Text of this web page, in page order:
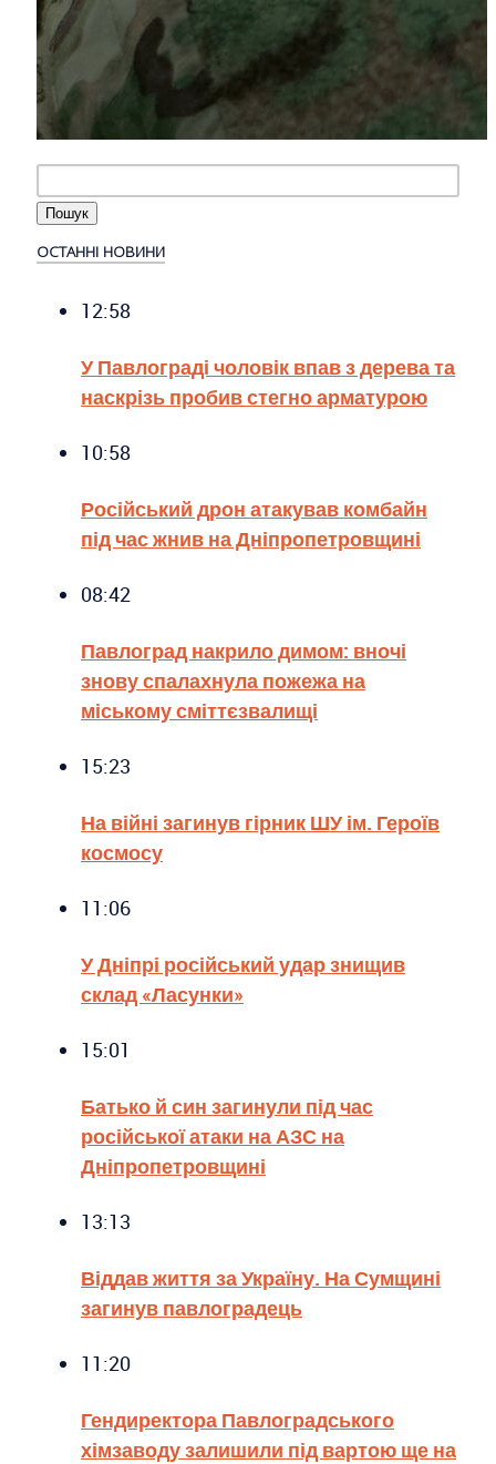
ОСТАННІ НОВИНИ
12:58
У Павлограді чоловік впав з дерева та
наскрізь пробив стегно арматурою
10:58
Російський дрон атакував комбайн
під час жнив на Дніпропетровщині
08:42
Павлоград накрило димом: вночі
знову спалахнула пожежа на
міському сміттєзвалищі
15:23
На війні загинув гірник ШУ ім. Героїв
космосу
11:06
У Дніпрі російський удар знищив
склад «Ласунки»
15:01
Батько й син загинули під час
російської атаки на АЗС на
Дніпропетровщині
13:13
Віддав життя за Україну. На Сумщині
загинув павлоградець
11:20
Гендиректора Павлоградського
хімзаводу залишили під вартою ще на